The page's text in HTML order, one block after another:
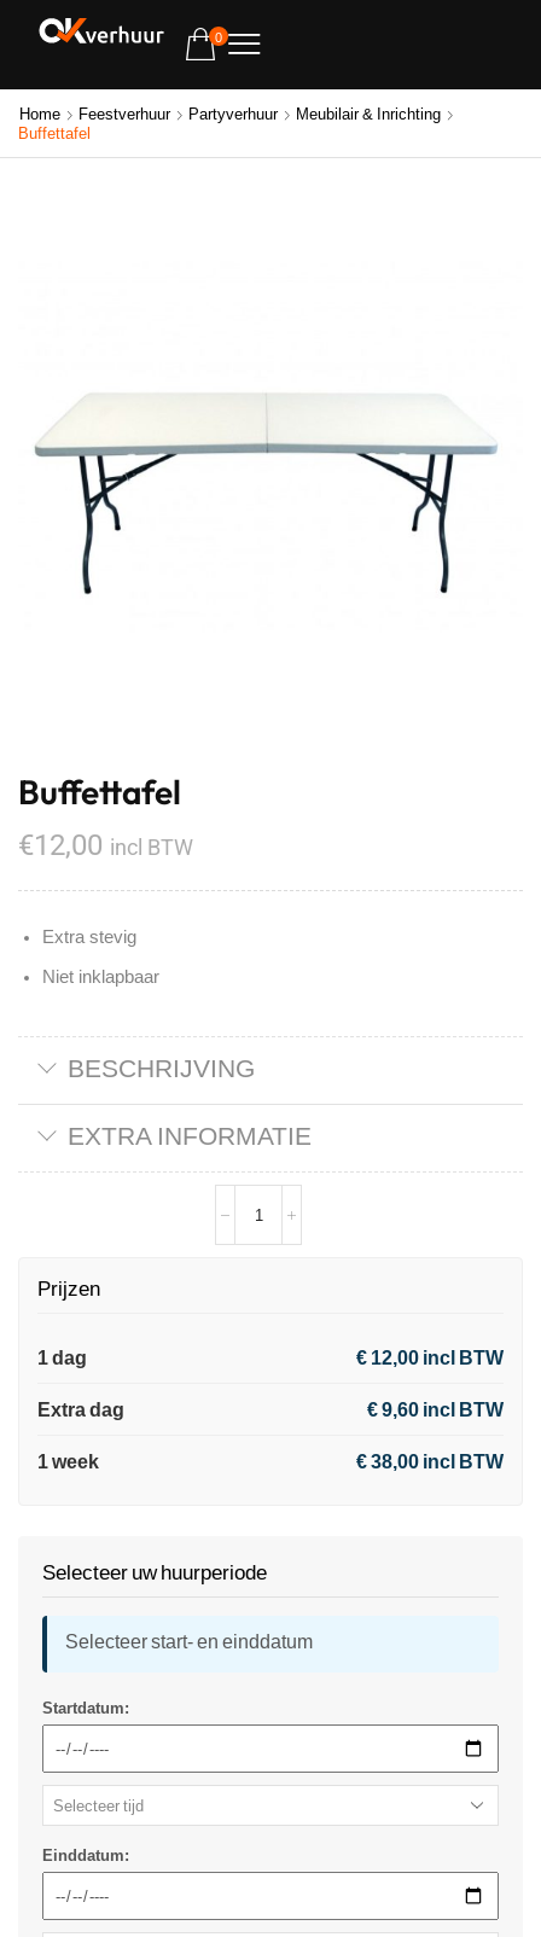
0
Home Feestverhuur Partyverhuur
Meubilair & Inrichting
Buffettafel
Buffettafel
€12,00 incl BTW
Extra stevig
Niet inklapbaar
BESCHRIJVING
EXTRA INFORMATIE
Prijzen
1 dag € 12,00 incl BTW
Extra dag € 9,60 incl BTW
1 week € 38,00 incl BTW
Selecteer uw huurperiode
Selecteer start- en einddatum
Startdatum:
Einddatum: